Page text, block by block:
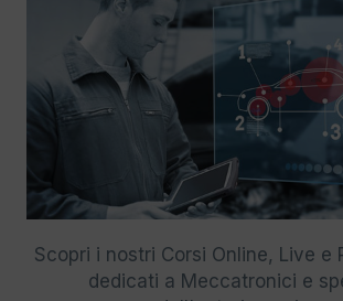
Scopri i nostri Corsi Online, Live e
dedicati a Meccatronici e